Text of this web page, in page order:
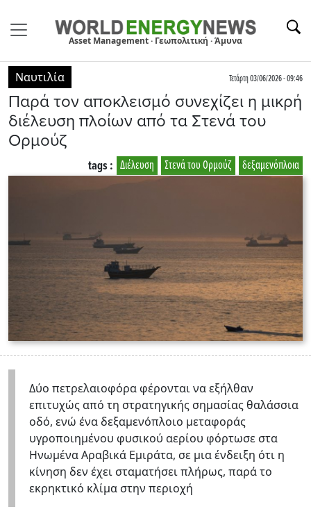
Asset Management · Γεωπολιτική · Άμυνα
Ναυτιλία Τετάρτη 03/06/2026 - 09:46
Παρά τον αποκλεισμό συνεχίζει η μικρή
διέλευση πλοίων από τα Στενά του
Ορμούζ
δεξαμενόπλοια
Στενά του Ορμούζ
Διέλευση
tags :
Δύο πετρελαιοφόρα φέρονται να εξήλθαν
επιτυχώς από τη στρατηγικής σημασίας θαλάσσια
οδό, ενώ ένα δεξαμενόπλοιο μεταφοράς
υγροποιημένου φυσικού αερίου φόρτωσε στα
Ηνωμένα Αραβικά Εμιράτα, σε μια ένδειξη ότι η
κίνηση δεν έχει σταματήσει πλήρως, παρά το
εκρηκτικό κλίμα στην περιοχή